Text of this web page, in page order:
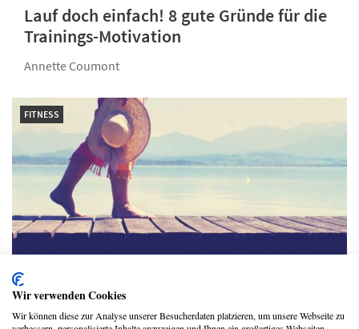
Lauf doch einfach! 8 gute Gründe für die
Trainings-Motivation
Annette Coumont
FITNESS
10 Gründe, Barfußlaufen auszuprobieren
Wir verwenden Cookies
Wir können diese zur Analyse unserer Besucherdaten platzieren, um unsere Webseite zu